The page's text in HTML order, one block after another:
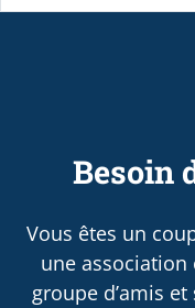
Besoin
Vous êtes un
une
groupe d’amis